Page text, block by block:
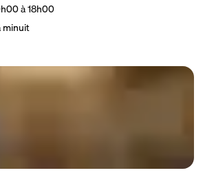
à 18h00
minuit